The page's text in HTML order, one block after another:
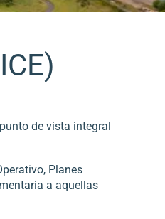
de vista integral
Planes
a aquellas